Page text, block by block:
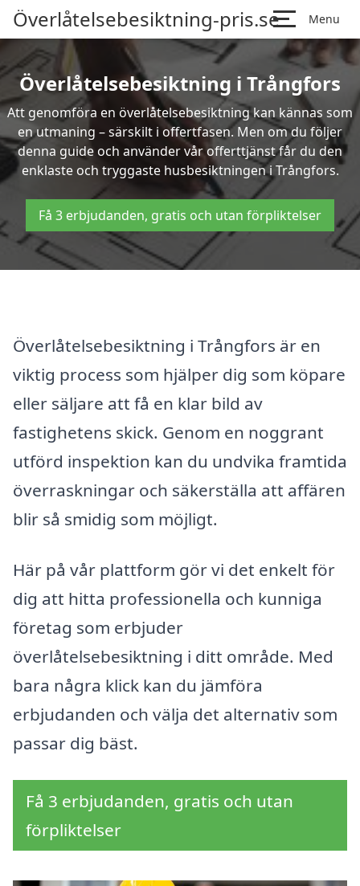
Överlåtelsebesiktning-pris.se Menu
Överlåtelsebesiktning i Trångfors
Att genomföra en överlåtelsebesiktning kan kännas som
en utmaning – särskilt i offertfasen. Men om du följer
denna guide och använder vår offerttjänst får du den
enklaste och tryggaste husbesiktningen i Trångfors.
Få 3 erbjudanden, gratis och utan förpliktelser
Överlåtelsebesiktning i Trångfors är en
viktig process som hjälper dig som köpare
eller säljare att få en klar bild av
fastighetens skick. Genom en noggrant
utförd inspektion kan du undvika framtida
överraskningar och säkerställa att affären
blir så smidig som möjligt.
Här på vår plattform gör vi det enkelt för
dig att hitta professionella och kunniga
företag som erbjuder
överlåtelsebesiktning i ditt område. Med
bara några klick kan du jämföra
erbjudanden och välja det alternativ som
passar dig bäst.
Få 3 erbjudanden, gratis och utan
förpliktelser